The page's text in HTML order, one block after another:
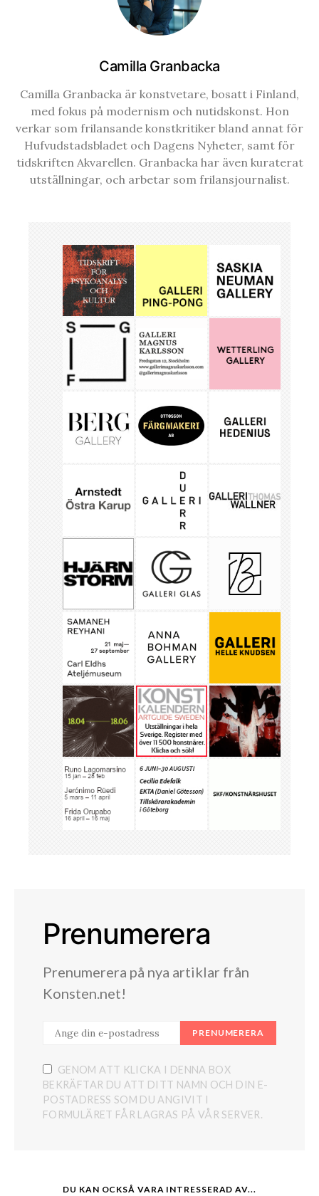
Camilla Granbacka
Camilla Granbacka är konstvetare, bosatt i Finland,
med fokus på modernism och nutidskonst. Hon
verkar som frilansande konstkritiker bland annat för
Hufvudstadsbladet och Dagens Nyheter, samt för
tidskriften Akvarellen. Granbacka har även kuraterat
utställningar, och arbetar som frilansjournalist.
Prenumerera
Prenumerera på nya artiklar från
Konsten.net!
PRENUMERERA
GENOM ATT KLICKA I DENNA BOX
BEKRÄFTAR DU ATT DITT NAMN OCH DIN E-
POSTADRESS SOM DU ANGIVIT I
FORMULÄRET FÅR LAGRAS PÅ VÅR SERVER.
DU KAN OCKSÅ VARA INTRESSERAD AV...